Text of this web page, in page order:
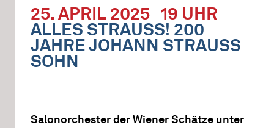
25. APRIL 2025 19 UHR
ALLES STRAUSS! 200 J
AHRE JOHANN STRAUSS SO
HN
Salonorchester der Wiener Schätze unter